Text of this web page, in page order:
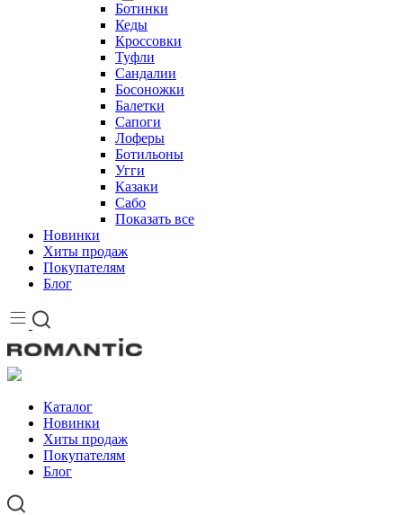
Ботинки
Кеды
Кроссовки
Туфли
Сандалии
Босоножки
Балетки
Сапоги
Лоферы
Ботильоны
Угги
Казаки
Сабо
Показать все
Новинки
Хиты продаж
Покупателям
Блог
Каталог
Новинки
Хиты продаж
Покупателям
Блог